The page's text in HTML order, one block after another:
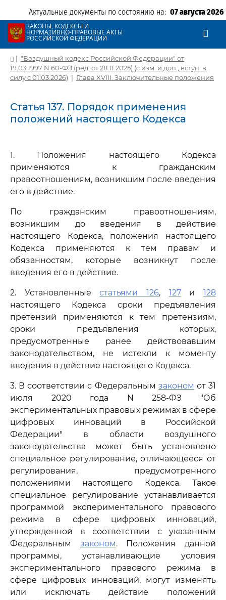
Актуальные документы по состоянию на: 07 августа 2026
ЗАКОНЫ, КОДЕКСЫ И
НОРМАТИВНО-ПРАВОВЫЕ АКТЫ
РОССИЙСКОЙ ФЕДЕРАЦИИ
| "Воздушный кодекс Российской Федерации" от
19.03.1997 N 60-ФЗ (ред. от 28.11.2025) (с изм. и доп., вступ. в
силу с 01.03.2026) | Глава XVIII. Заключительные положения
Статья 137. Порядок применения
положений настоящего Кодекса
1. Положения настоящего Кодекса
применяются к гражданским
правоотношениям, возникшим после введения
его в действие.
По гражданским правоотношениям,
возникшим до введения в действие
настоящего Кодекса, положения настоящего
Кодекса применяются к тем правам и
обязанностям, которые возникнут после
введения его в действие.
2. Установленныестатьями 126, 127и128
настоящего Кодекса сроки предъявления
претензий применяются к тем претензиям,
сроки предъявления которых,
предусмотренные ранее действовавшим
законодательством, не истекли к моменту
введения в действие настоящего Кодекса.
3. В соответствии с Федеральным законом от 31
июля 2020 года N 258-ФЗ "Об
экспериментальных правовых режимах в сфере
цифровых инноваций в Российской
Федерации" в области воздушного
законодательства может быть установлено
специальное регулирование, отличающееся от
регулирования, предусмотренного
положениями настоящего Кодекса. Такое
специальное регулирование устанавливается
программой экспериментального правового
режима в сфере цифровых инноваций,
утвержденной в соответствии с указанным
Федеральным законом. Положения данной
программы, устанавливающие условия
экспериментального правового режима в
сфере цифровых инноваций, могут изменять
или исключать действие положений